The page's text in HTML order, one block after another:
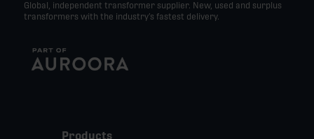
Global, independent transformer supplier. New, used and surplus
transformers with the industry’s fastest delivery.
Products